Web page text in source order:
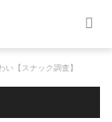
い【スナック調査】